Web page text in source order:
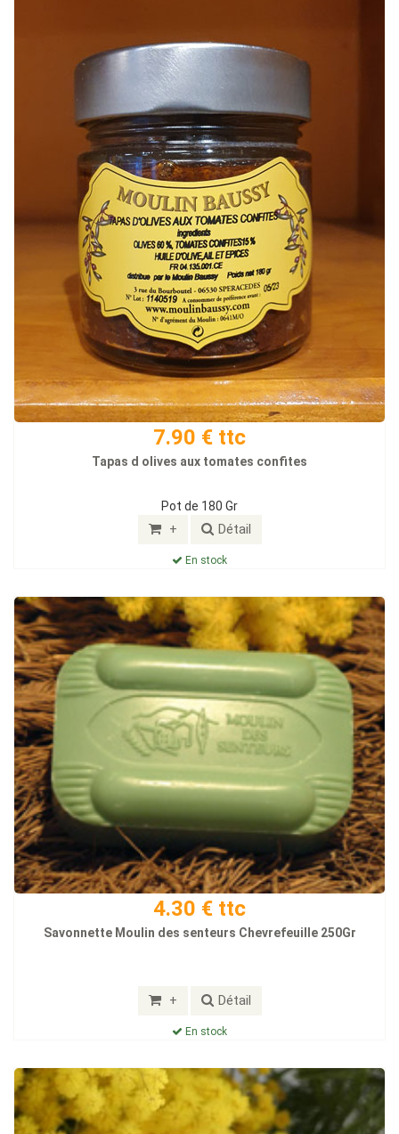
7.90 € ttc
Tapas d olives aux tomates confites
Pot de 180 Gr
+ Détail
En stock
4.30 € ttc
Savonnette Moulin des senteurs Chevrefeuille 250Gr
+ Détail
En stock